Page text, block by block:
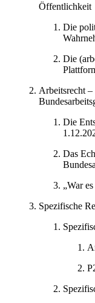
Öffentlichkeit
Die
Die
Arbeitsrecht
Die
Das
„War
Spezifische